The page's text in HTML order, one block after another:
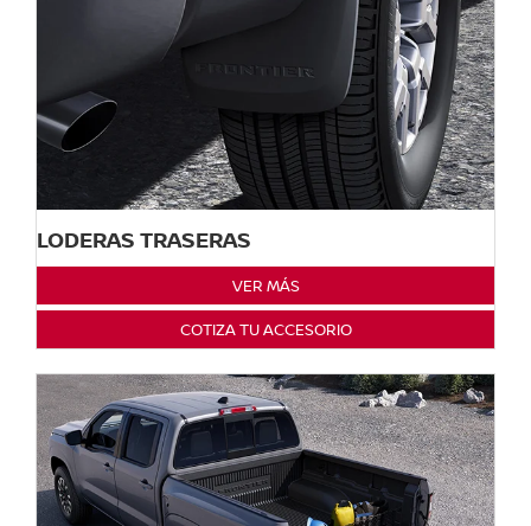
LODERAS TRASERAS
VER MÁS
COTIZA TU ACCESORIO